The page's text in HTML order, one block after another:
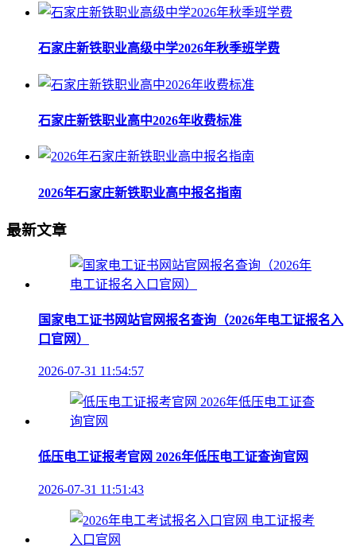
石家庄新铁职业高级中学2026年秋季班学费
石家庄新铁职业高中2026年收费标准
2026年石家庄新铁职业高中报名指南
最新文章
国家电工证书网站官网报名查询（2026年电工证报名入
口官网）
2026-07-31 11:54:57
低压电工证报考官网 2026年低压电工证查询官网
2026-07-31 11:51:43